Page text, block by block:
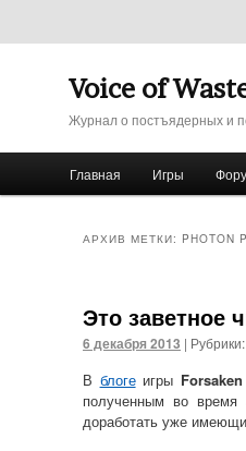
Voice of
Журнал о постъядерных и
Перейти к основному
Перейти к
Главная Игры
АРХИВ МЕТКИ: PHOTON
Это заветное
6 декабря 2013 | Рубрики:
В блогеигры
полученным во
доработать уже